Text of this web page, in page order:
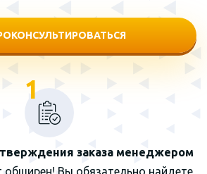
1
заказа менеджером
Вы обязательно найдете